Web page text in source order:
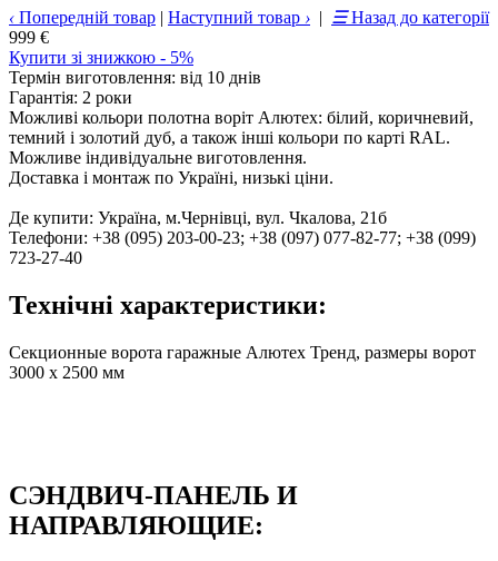
‹ Попередній товар | Наступний товар › | ☰Назад до категорії
999 €
Купити зі знижкою - 5%
Термін виготовлення: від 10 днів
Гарантія: 2 роки
Можливі кольори полотна воріт Алютех: білий, коричневий,
темний і золотий дуб, а також інші кольори по карті RAL.
Можливе індивідуальне виготовлення.
Доставка і монтаж по Україні, низькі ціни.
Де купити: Україна, м.Чернівці, вул. Чкалова, 21б
Телефони: +38 (095) 203-00-23; +38 (097) 077-82-77; +38 (099)
723-27-40
Технічні характеристики:
Секционные ворота гаражные Алютех Тренд, размеры ворот
3000 х 2500 мм
СЭНДВИЧ-ПАНЕЛЬ И
НАПРАВЛЯЮЩИЕ: